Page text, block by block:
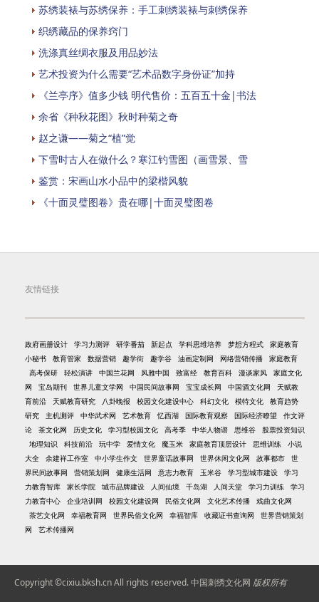
苏绣装裱与苏绣保养：手工刺绣装裱与刺绣保养
织绣藏品的保养窍门
洗涤真丝绸衣服及用品妙法
艺术投资为什么需要“艺术品数字身份证”加持
《兰亭序》值多少钱 明代售价：五百五十金|书法
余省《种秋花图》秋时种菊之奇
赵之谦——菊之“植”觉
下雪时古人在做什么？寒江钓雪图（画雪景、雪
鉴赏：宋画山水小品中的梁楷风貌
《十面灵璧图卷》贵在哪|十面灵璧图卷
友情链接
政府画册设计 学习力测评 研学番茄 新起点 学科思维培养 梦想方程式
家庭教育
小秘书
教育管家 数据营销 趣学街 趣学谷 油画定制网 网络营销传播
家庭教育
高考保研
轻松演讲 中国兰花网 风雅中国 致富经 教育百科 漫谈家风
家庭文化
网
宝岛期刊 世界儿童文学网 中国民间故事网 宝宝成长网 中国酒文化网
天赋教
育前沿
天赋教育研究 八卦晚报 校园文化建设中心 科幻文化 模特文化
教育趋势
研究
主机测评 中华武术网 艺术教育 忆西湖 国际教育观察 国际经济瞭望
作文评
论
茶文化网 历史文化 学习型校园文化 高考季 中华人物谱 思维谷
股票投资知识
地理知识
科技前沿 玩中学 爱情文化 魔玉米 家庭教育顶层设计 思维训练
小说
大全
余建祥工作室 中小学生作文 世界童话故事网 世界休闲文化网 故事都市
世
界民间故事网
营销策划网 健康生活网 意志力教育 玉米谷 学习型城市建设
学习
力教育智库
家长学院 城市品牌建设 人间仙境 千岛湖 人间天堂 学习力训练
学习
力教育中心
企业培训网 校园文化建设网 民俗文化网 文化艺术传播
戏曲文化网
茶艺文化网
幸福教育网 世界民俗文化网 幸福智库 收藏证书查询网
世界营销策划
网
艺术传播网
Copyright ©cixiu.bksh.cn All rights reserved.中国刺绣文化网 版权所有